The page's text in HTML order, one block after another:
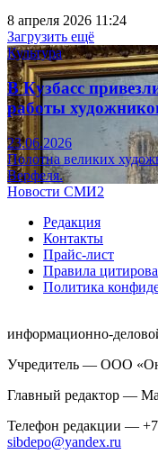
8 апреля 2026 11:24
Загрузить ещё
Культура
В Кузбасс
работы
23.06.2026
Полотна великих
Верфеля.
Новости СМИ2
Редакция
Контакты
Прайс-лист
Правила
Политика
информационно-
Учредитель — ООО
Главный редактор —
Телефон редакции —
sibdepo@yandex.ru